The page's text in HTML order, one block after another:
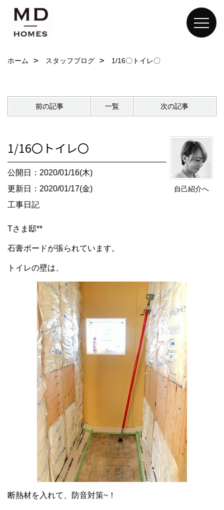
ホーム スタッフブログ 1/16〇トイレ〇
前の記事 一覧 次の記事
自己紹介へ
1/16〇トイレ〇
公開日：2020/01/16(木)
更新日：2020/01/17(金)
工事日記
Tさま邸**
石膏ボードが張られています。
トイレの壁は、
断熱材を入れて、防音対策~！